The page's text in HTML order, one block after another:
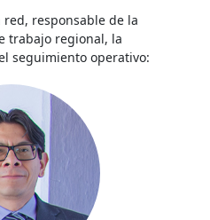
red, responsable de la
trabajo regional, la
seguimiento operativo: